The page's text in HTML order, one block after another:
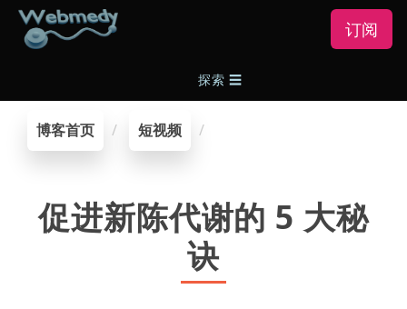
订阅
探索 ☰
博客首页 短视频
促进新陈代谢的 5 大秘
诀